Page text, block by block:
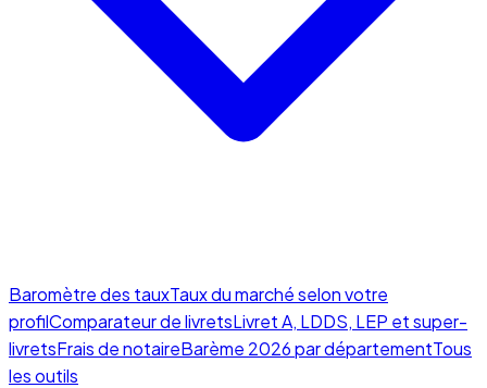
Baromètre des tauxTaux du marché selon votre
profilComparateur de livretsLivret A, LDDS, LEP et super-
livretsFrais de notaireBarème 2026 par départementTous
les outils